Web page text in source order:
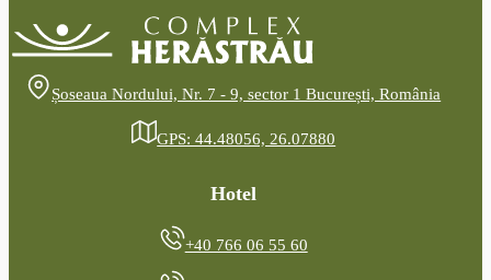
Șoseaua Nordului, Nr. 7 - 9, sector 1 București, România
GPS: 44.48056, 26.07880
Hotel
+40 766 06 55 60